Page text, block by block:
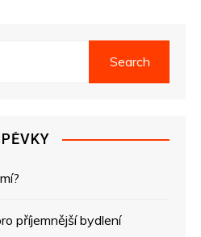
příjemnější bydlení